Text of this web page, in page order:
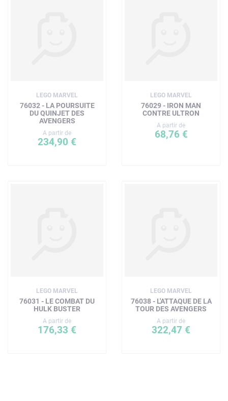
LEGO MARVEL
76032 - LA POURSUITE
DU QUINJET DES
AVENGERS
A partir de
234,90 €
LEGO MARVEL
76029 - IRON MAN
CONTRE ULTRON
A partir de
68,76 €
LEGO MARVEL
76031 - LE COMBAT DU
HULK BUSTER
A partir de
176,33 €
LEGO MARVEL
76038 - L'ATTAQUE DE LA
TOUR DES AVENGERS
A partir de
322,47 €